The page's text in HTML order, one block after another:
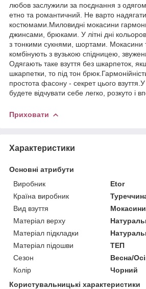
любов заслужили за поєднання з одягом
етно та романтичний. Не варто надягати
костюмами.Миловидні мокасини
джинсами, брюками. У літні дні
з тонкими сукнями, шортами. Мокасини
комбінують з вузькою спідницею,
Одягають таке взуття без шкарпеток,
шкарпетки, то під тон
простота фасону - секрет цього
будете відчувати себе легко, розкуто і
Приховати
Характеристики
Основні атрибути
Виробник
Etor
Країна виробник
Вид взуття
Мокасини
Матеріал верху
Матеріал підкладки
Матеріал підошви
ТЕП
Сезон
Весна/
Колір
Чорний
Користувальницькі характеристики